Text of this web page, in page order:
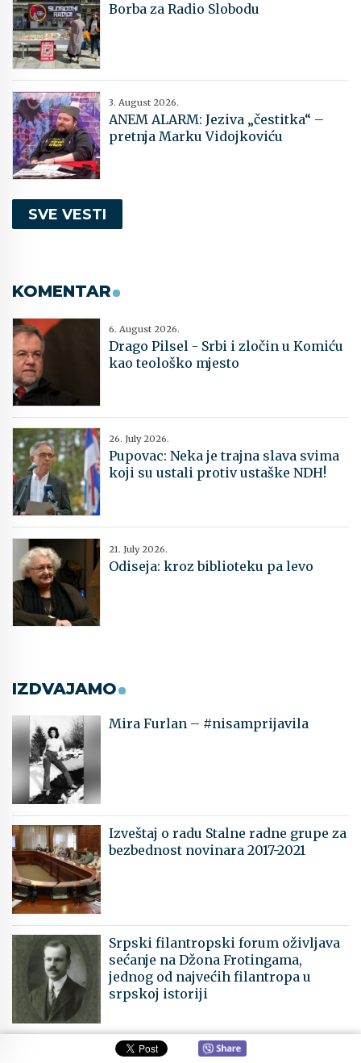
Borba za Radio Slobodu
3. August 2026.
ANEM ALARM: Jeziva „čestitka“ –
pretnja Marku Vidojkoviću
SVE VESTI
KOMENTAR
6. August 2026.
Drago Pilsel - Srbi i zločin u Komiću
kao teološko mjesto
26. July 2026.
Pupovac: Neka je trajna slava svima
koji su ustali protiv ustaške NDH!
21. July 2026.
Odiseja: kroz biblioteku pa levo
IZDVAJAMO
Mira Furlan – #nisamprijavila
Izveštaj o radu Stalne radne grupe za
bezbednost novinara 2017-2021
Srpski filantropski forum oživljava
sećanje na Džona Frotingama,
jednog od najvećih filantropa u
srpskoj istoriji